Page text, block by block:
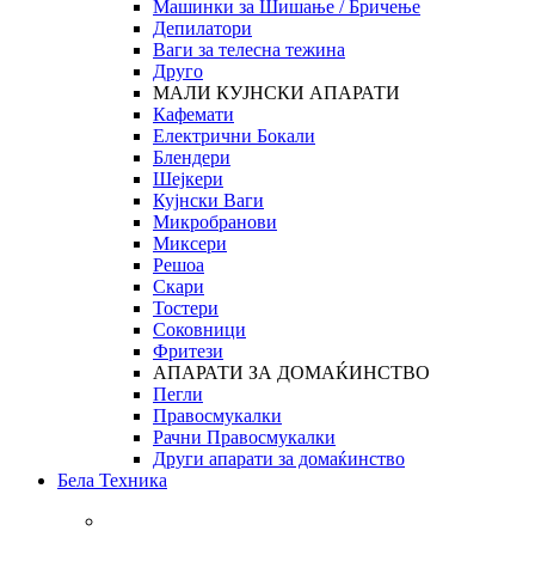
Машинки за Шишање / Бричење
Депилатори
Ваги за телесна тежина
Друго
МАЛИ КУЈНСКИ АПАРАТИ
Кафемати
Електрични Бокали
Блендери
Шејкери
Кујнски Ваги
Микробранови
Миксери
Решоа
Скари
Тостери
Соковници
Фритези
АПАРАТИ ЗА ДОМАЌИНСТВО
Пегли
Правосмукалки
Рачни Правосмукалки
Други апарати за домаќинство
Бела Техника